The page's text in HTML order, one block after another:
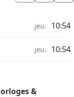
du soleil in
jeu. 10:54
du soleil in
jeu. 10:54
&